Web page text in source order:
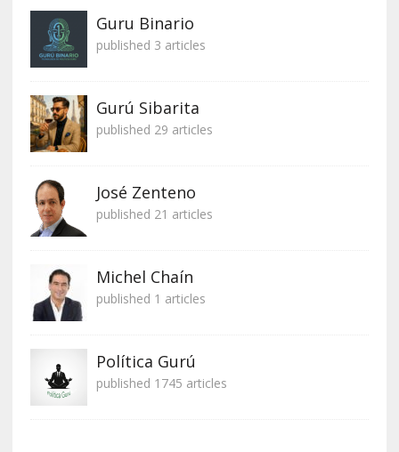
Guru Binario
published 3 articles
Gurú Sibarita
published 29 articles
José Zenteno
published 21 articles
Michel Chaín
published 1 articles
Política Gurú
published 1745 articles